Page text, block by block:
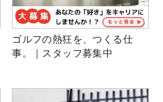
ゴルフの熱狂を、つくる仕
事。｜スタッフ募集中